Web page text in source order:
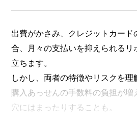
出費がかさみ、クレジットカード
合、月々の支払いを抑えられるリ
立ちます。
しかし、両者の特徴やリスクを
購入あっせんの手数料の負担が増
穴にはまったりすることも。